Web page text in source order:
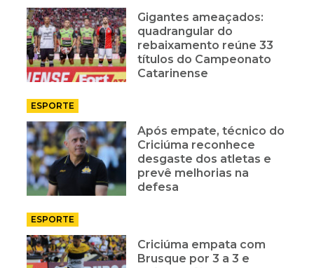
Gigantes ameaçados:
quadrangular do
rebaixamento reúne 33
títulos do Campeonato
Catarinense
ESPORTE
Após empate, técnico do
Criciúma reconhece
desgaste dos atletas e
prevê melhorias na
defesa
ESPORTE
Criciúma empata com
Brusque por 3 a 3 e